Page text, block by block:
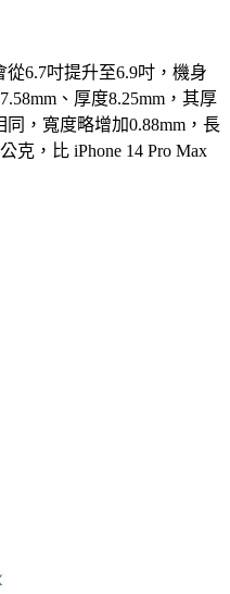
從6.7吋提升至6.9吋，機身
、厚度8.25mm，其厚
同，寬度略增加0.88mm，長
克，比 iPhone 14 Pro Max